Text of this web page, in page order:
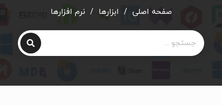
صفحه اصلی / ابزارها / نرم افزارها